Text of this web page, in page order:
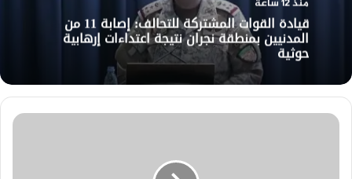
قيادة القوات المشتركة للتحالف: إصابة 11 من
المدنيين بمنطقة نجران نتيجة اعتداءات إرهابية
حوثية
عضو